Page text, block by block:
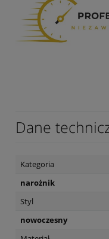
Dane
Kategoria
narożnik
Styl
nowoczesny